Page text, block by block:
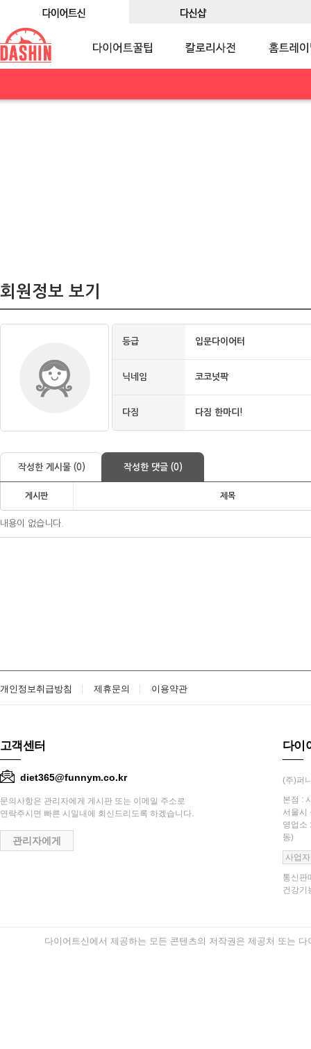
회원정보 보기
등급 입문다이어터
닉네임 코코넛팍
다짐 다짐 한마디!
작성한 게시물 (0) 작성한 댓글 (0)
게시판 제목
내용이 없습니다.
개인정보취급방침 제휴문의 이용약관
고객센터
diet365@funnym.co.kr
문의사항은 관리자에게 게시판 또는 이메일 주소로
연락주시면 빠른 시일내에 회신드리도록 하겠습니다.
관리자에게
다이
(주)퍼
본점 :
서울시
영업소
동)
사업
통신판
건강기
다이어트신에서 제공하는 모든 콘텐츠의 저작권은 제공처 또는